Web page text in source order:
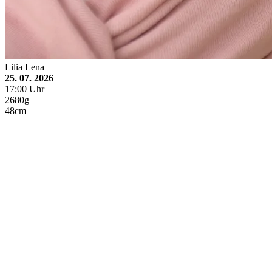
Lilia Lena
25. 07. 2026
17:00 Uhr
2680g
48cm